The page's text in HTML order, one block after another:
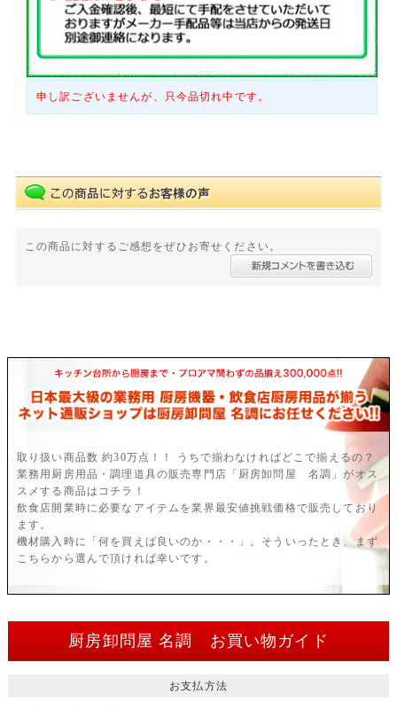
申し訳ございませんが、只今品切れ中です。
この商品に対するご感想をぜひお寄せください。
取り扱い商品数 約30万点！！ うちで揃わなければどこで揃えるの？
業務用厨房用品・調理道具の販売専門店「厨房卸問屋 名調」がオス
スメする商品はコチラ！
飲食店開業時に必要なアイテムを業界最安値挑戦価格で販売しており
ます。
機材購入時に「何を買えば良いのか・・・」。そういったとき、まず
こちらから選んで頂ければ幸いです。
厨房卸問屋 名調 お買い物ガイド
お支払方法